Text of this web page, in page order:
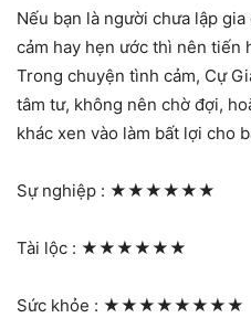
Nếu bạn là người chưa lập
cảm hay hẹn ước thì nên tiến
Trong chuyện tình cảm, Cự
tâm tư, không nên chờ đợi,
khác xen vào làm bất lợi cho
Sự nghiệp : ★★★★★★
Tài lộc : ★★★★★★
Sức khỏe : ★★★★★★★★